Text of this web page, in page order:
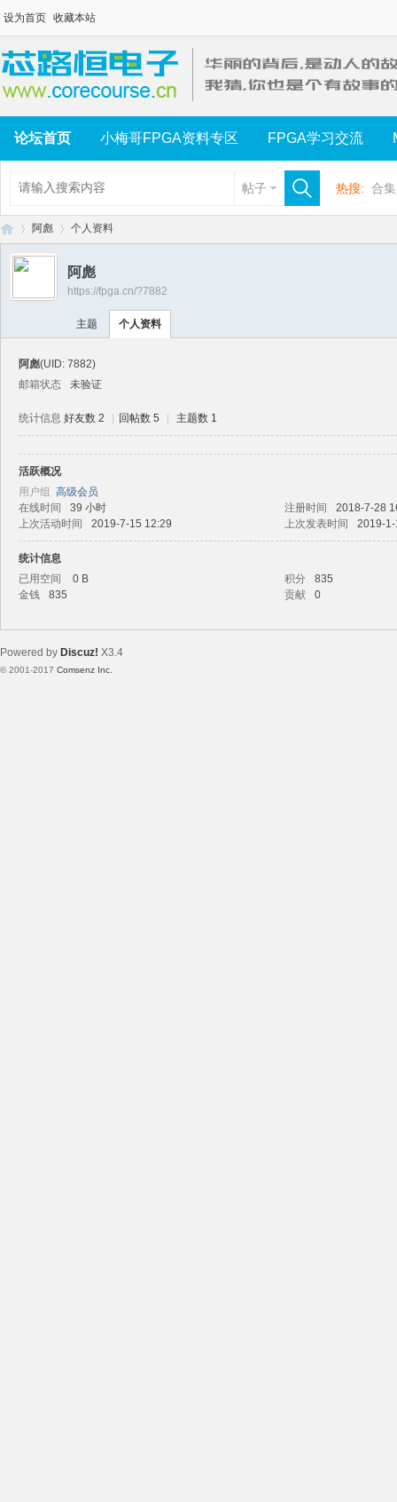
设为首页 收藏本站
论坛首页 小梅哥FPGA资料专区 FPGA学习交流
帖子 热搜: 合集
恒
›
阿彪
›
个人资料
阿彪
https://fpga.cn/?7882
主题 个人资料
阿彪(UID: 7882)
邮箱状态
未验证
统计信息 好友数 2 回帖数 5 主题数 1
活跃概况
用户组 高级会员
在线时间
39 小时 注册时间
2018-7-28
上次活动时间
2019-7-15 12:29 上次发表时间 2019-
统计信息
已用空间
0 B 积分
835
金钱
835 贡献 0
Powered by Discuz! X3.4
© 2001-2017 Comsenz Inc.